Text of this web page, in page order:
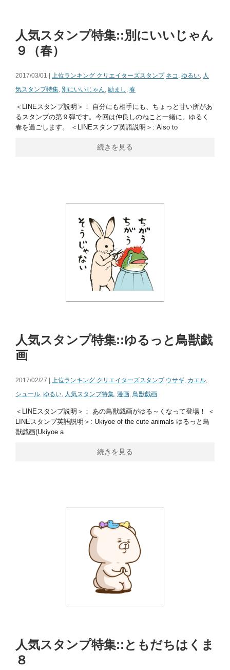
人気スタンプ特集::別にいいじゃん
９（春）
2017/03/01 | 上位ランキング クリエイターズスタンプ ネコ , ゆるい, 人
気スタンプ特集, 別にいいじゃん, 励まし , 春
＜LINEスタンプ説明＞： 自分にも相手にも、ちょっと甘い所があ
るスタンプの第９弾です。今回は仲良しのねこと一緒に、ゆるく
春を過ごします。 ＜LINEスタンプ英語説明＞: Also to
続きを見る
人気スタンプ特集::ゆるっと鳥獣戯
画
2017/02/27 | 上位ランキング クリエイターズスタンプ ウサギ, カエル,
シュール, ゆるい, 人気スタンプ特集, 漫画, 鳥獣戯画
＜LINEスタンプ説明＞： あの鳥獣戯画がゆる～くなって登場！ ＜
LINEスタンプ英語説明＞: Ukiyoe of the cute animals ゆるっと鳥
獣戯画(Ukiyoe a
続きを見る
人気スタンプ特集::ともだちはくま
８